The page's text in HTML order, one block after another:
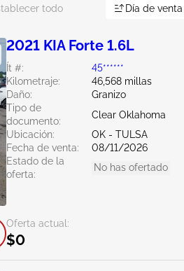
todo Día de venta
2021 KIA Forte 1.6L
Ít #:
45******
Kilometraje:
46,568 millas
Daño:
Granizo
Tipo de
documento:
Clear Oklahoma
Ubicación:
OK - TULSA
Fecha de venta:
08/11/2026
Estado de la
oferta:
No has ofertado
Oferta actual:
$0